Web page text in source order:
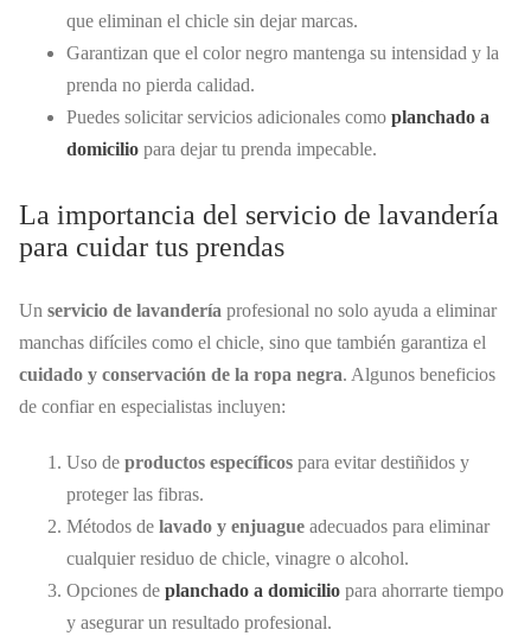
que eliminan el chicle sin dejar marcas.
Garantizan que el color negro mantenga su intensidad y la
prenda no pierda calidad.
Puedes solicitar servicios adicionales como planchado a
domicilio para dejar tu prenda impecable.
La importancia del servicio de lavandería
para cuidar tus prendas
Un servicio de lavandería profesional no solo ayuda a eliminar
manchas difíciles como el chicle, sino que también garantiza el
cuidado y conservación de la ropa negra. Algunos beneficios
de confiar en especialistas incluyen:
Uso de productos específicos para evitar destiñidos y
proteger las fibras.
Métodos de lavado y enjuague adecuados para eliminar
cualquier residuo de chicle, vinagre o alcohol.
Opciones de planchado a domicilio para ahorrarte tiempo
y asegurar un resultado profesional.